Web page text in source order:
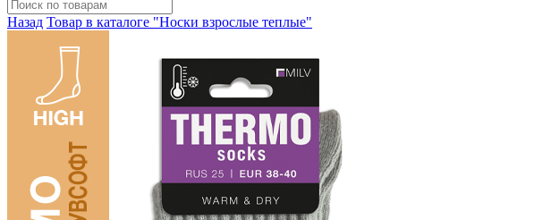
Назад Товар в каталоге "Носки взрослые теплые"